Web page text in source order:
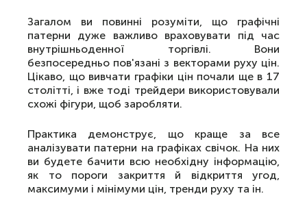
Загалом ви повинні розуміти, що графічні
патерни дуже важливо враховувати під час
внутрішньоденної торгівлі. Вони
безпосередньо пов'язані з векторами руху цін.
Цікаво, що вивчати графіки цін почали ще в 17
столітті, і вже тоді трейдери використовували
схожі фігури, щоб заробляти.
Практика демонструє, що краще за все
аналізувати патерни на графіках свічок. На них
ви будете бачити всю необхідну інформацію,
як то пороги закриття й відкриття угод,
максимуми і мінімуми цін, тренди руху та ін.